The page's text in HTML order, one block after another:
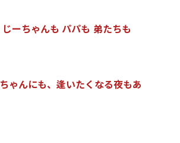
じーちゃんも パパも 弟たちも
ゃんにも、 逢いたく なる夜もあ